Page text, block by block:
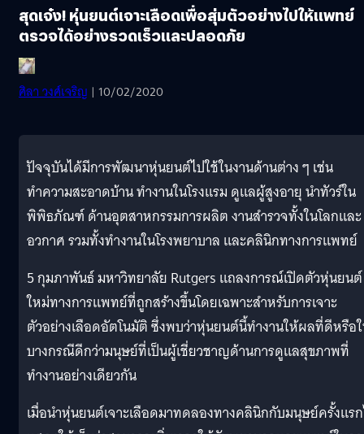
สุดเจ๋ง! หุ่นยนต์เจาะเลือดเพื่อสุ่มตัวอย่างไปให้แพทย์
ตรวจได้อย่างรวดเร็วและปลอดภัย
ศิลา วงศ์เจริญ | 10/02/2020
ปัจจุบันได้มีการพัฒนาหุ่นยนต์ไปใช้ในงานด้านต่าง ๆ เช่น
ทำความสะอาดบ้าน ทำงานในโรงแรม ดูแลผู้สูงอายุ นำทัวร์ใน
พิพิธภัณฑ์ ด้านอุตสาหกรรมการผลิต งานสำรวจทั้งในโลกและ
อวกาศ รวมทั้งทำงานในโรงพยาบาล และคลินิกทางการแพทย์
5 กุมภาพันธ์ มหาวิทยาลัย Rutgers แถลงการณ์เปิดตัวหุ่นยนต์
ใหม่ทางการแพทย์ที่ถูกสร้างขึ้นโดยเฉพาะสำหรับการเจาะ
ตัวอย่างเลือดอัตโนมัติ ซึ่งพบว่าหุ่นยนต์นี้ทำงานให้ผลที่ดีหรือ
บางกรณีดีกว่ามนุษย์ที่เป็นผู้เชี่ยวชาญด้านการดูแลสุขภาพที่
ทำงานอย่างเดียวกัน
เมื่อนำหุ่นยนต์เจาะเลือดมาทดลองทางคลินิกกับมนุษย์ครั้งแร